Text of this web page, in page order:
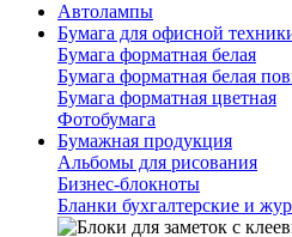
Автолампы
Бумага для офисной
Бумага форматная белая
Бумага форматная белая
Бумага форматная цветная
Фотобумага
Бумажная продукция
Альбомы для рисования
Бизнес-блокноты
Бланки бухгалтерские и